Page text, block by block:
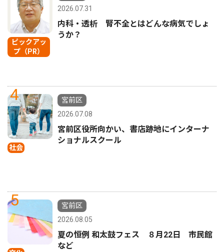
ピックアッ
プ（PR）
2026.07.31
内科・透析 腎不全とはどんな病気でしょ
うか？
4
社会
宮前区
2026.07.08
宮前区役所向かい、書店跡地にインターナ
ショナルスクール
5
宮前区
2026.08.05
夏の恒例 和太鼓フェス ８月22日 市民館
など